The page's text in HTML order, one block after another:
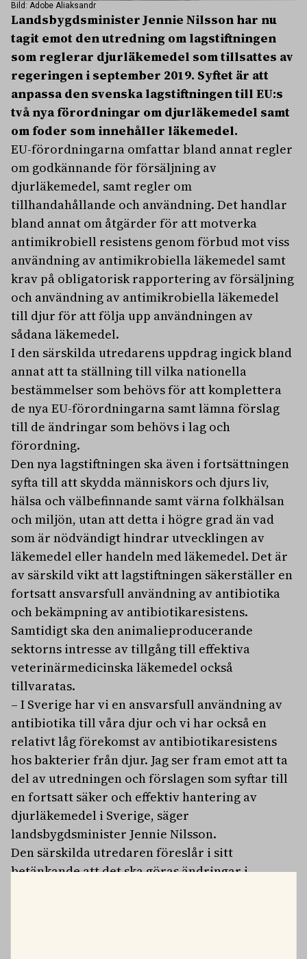
Bild: Adobe Aliaksandr
Landsbygdsminister Jennie Nilsson har nu
tagit emot den utredning om lagstiftningen
som reglerar djurläkemedel som tillsattes av
regeringen i september 2019. Syftet är att
anpassa den svenska lagstiftningen till EU:s
två nya förordningar om djurläkemedel samt
om foder som innehåller läkemedel.
EU-förordningarna omfattar bland annat regler
om godkännande för försäljning av
djurläkemedel, samt regler om
tillhandahållande och användning. Det handlar
bland annat om åtgärder för att motverka
antimikrobiell resistens genom förbud mot viss
användning av antimikrobiella läkemedel samt
krav på obligatorisk rapportering av försäljning
och användning av antimikrobiella läkemedel
till djur för att följa upp användningen av
sådana läkemedel.
I den särskilda utredarens uppdrag ingick bland
annat att ta ställning till vilka nationella
bestämmelser som behövs för att komplettera
de nya EU-förordningarna samt lämna förslag
till de ändringar som behövs i lag och
förordning.
Den nya lagstiftningen ska även i fortsättningen
syfta till att skydda människors och djurs liv,
hälsa och välbefinnande samt värna folkhälsan
och miljön, utan att detta i högre grad än vad
som är nödvändigt hindrar utvecklingen av
läkemedel eller handeln med läkemedel. Det är
av särskild vikt att lagstiftningen säkerställer en
fortsatt ansvarsfull användning av antibiotika
och bekämpning av antibiotikaresistens.
Samtidigt ska den animalieproducerande
sektorns intresse av tillgång till effektiva
veterinärmedicinska läkemedel också
tillvaratas.
– I Sverige har vi en ansvarsfull användning av
antibiotika till våra djur och vi har också en
relativt låg förekomst av antibiotikaresistens
hos bakterier från djur. Jag ser fram emot att ta
del av utredningen och förslagen som syftar till
en fortsatt säker och effektiv hantering av
djurläkemedel i Sverige, säger
landsbygdsminister Jennie Nilsson.
Den särskilda utredaren föreslår i sitt
betänkande att det ska göras ändringar i